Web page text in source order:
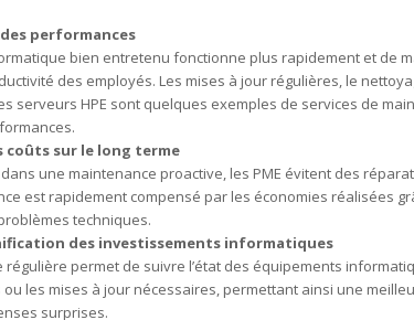
performances
bien entretenu fonctionne plus rapidement et de
des employés. Les mises à jour régulières, le
serveurs HPE sont quelques exemples de services de
coûts sur le long terme
une maintenance proactive, les PME évitent des
est rapidement compensé par les économies réalisées
techniques.
des investissements informatiques
régulière permet de suivre l’état des équipements
les mises à jour nécessaires, permettant ainsi une
surprises.